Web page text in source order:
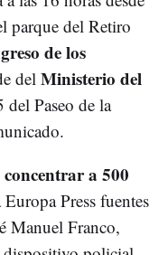
parque del Retiro
de los
del Ministerio del
Paseo de la
concentrar a 500
Press fuentes
Manuel Franco,